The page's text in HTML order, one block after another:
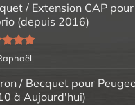
/ Extension CAP
(depuis 2016)
5sur
/ Becquet pour
à Aujourd'hui)